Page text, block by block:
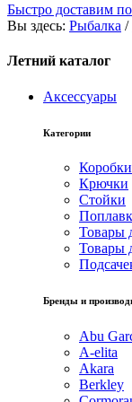
Быстро доставим
Вы здесь: Рыбалка /
Летний каталог
Аксессуары
Категории
Коробки
Крючки
Стойки
Товары
Товары
Бренды и
Abu
A-elita
Akara
Berkley